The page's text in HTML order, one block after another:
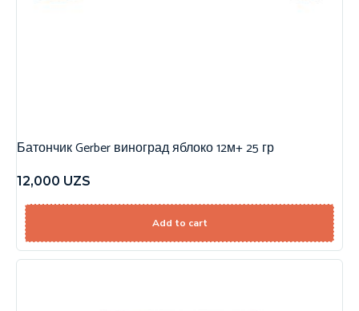
Батончик Gerber виноград яблоко 12м+ 25 гр
12,000 UZS
Add to cart